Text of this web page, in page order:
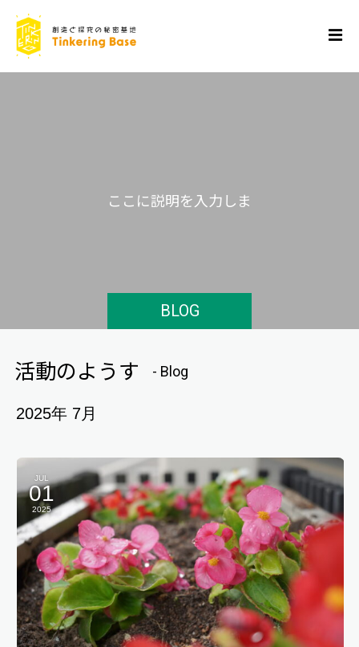
BLOG
ここに説明を入力し ます
活動のようす - Blog
2025年 7月
JUL
01
2025